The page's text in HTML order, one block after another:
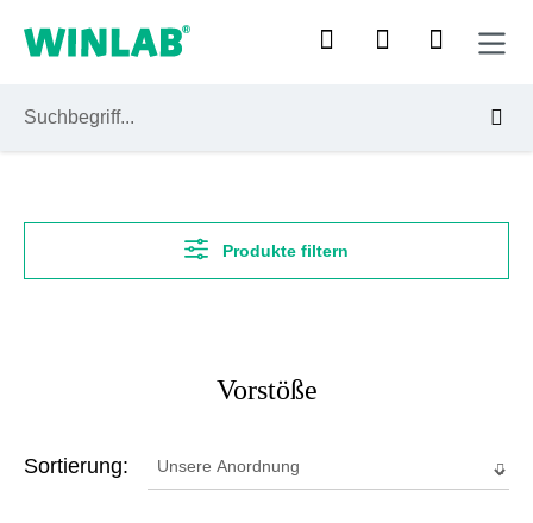
Produkte filtern
Vorstöße
Sortierung: